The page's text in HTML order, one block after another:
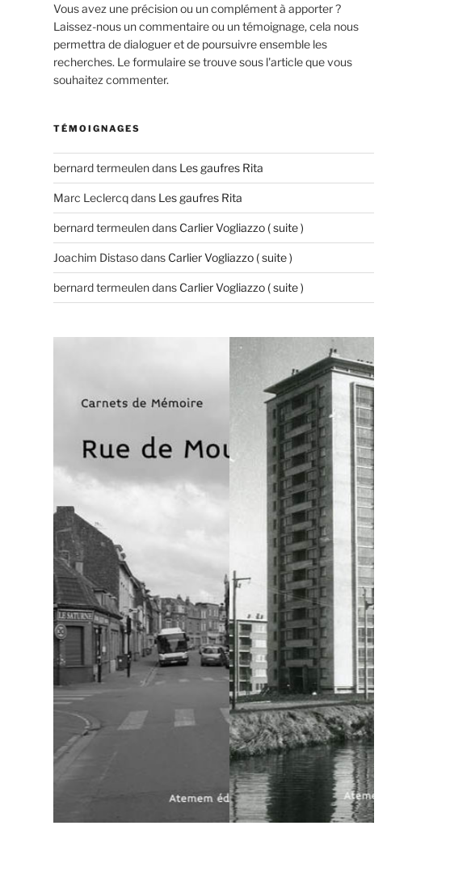
Vous avez une précision ou un complément à apporter ?
Laissez-nous un commentaire ou un témoignage, cela nous
permettra de dialoguer et de poursuivre ensemble les
recherches. Le formulaire se trouve sous l'article que vous
souhaitez commenter.
TÉMOIGNAGES
bernard termeulendans Les gaufres Rita
Marc Leclercqdans Les gaufres Rita
bernard termeulendans Carlier Vogliazzo ( suite )
Joachim Distasodans Carlier Vogliazzo ( suite )
bernard termeulendans Carlier Vogliazzo ( suite )